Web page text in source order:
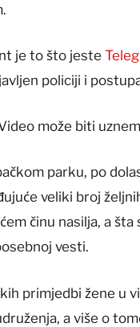
je to što jeste
policiji i
može biti
parku, po
veliki broj
činu nasilja, a šta
vesti.
primjedbi žene u
a više o